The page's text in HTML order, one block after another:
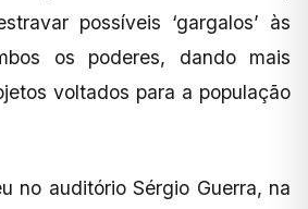
possíveis ‘gargalos’ às
os poderes, dando mais
voltados para a população
no auditório Sérgio Guerra, na